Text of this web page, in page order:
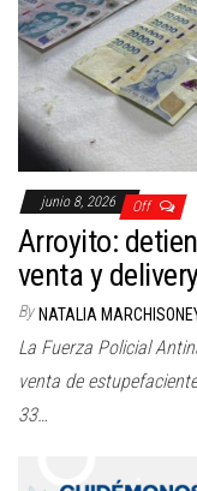
junio 8, 2026 Off
Arroyito:
venta y
By NATALIA
La Fuerza Policial
venta de
33…